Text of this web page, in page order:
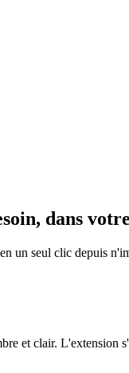
dans
un seul clic depuis
et clair.